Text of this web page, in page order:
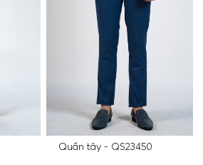
Quần tây - QS23450